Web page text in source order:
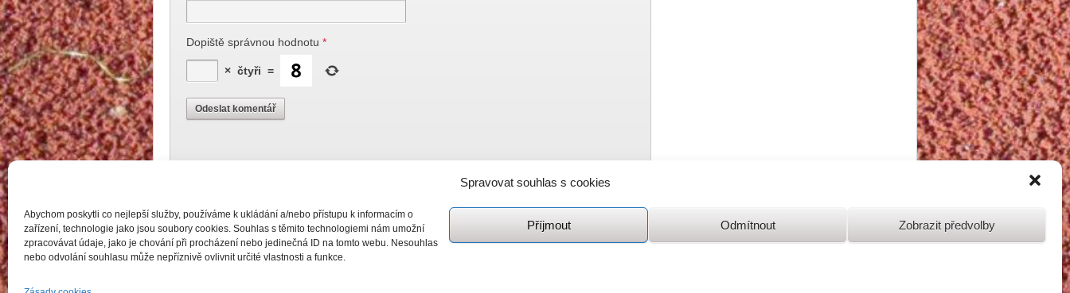
Spravovat souhlas s cookies
Abychom poskytli co nejlepší služby, používáme k ukládání a/nebo přístupu k informacím o
zařízení, technologie jako jsou soubory cookies. Souhlas s těmito technologiemi nám umožní
zpracovávat údaje, jako je chování při procházení nebo jedinečná ID na tomto webu. Nesouhlas
nebo odvolání souhlasu může nepříznivě ovlivnit určité vlastnosti a funkce.
Příjmout Odmítnout Zobrazit předvolby
Dopiště správnou hodnotu *
× čtyři =
Podívejte se, jak vaše data z komentářů
zpracováváme.